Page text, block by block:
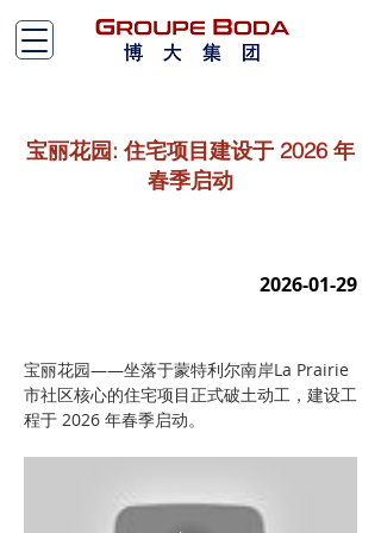
宝丽花园: 住宅项目建设于 2026 年
春季启动
2026-01-29
宝丽花园——坐落于蒙特利尔南岸La Prairie
市社区核心的住宅项目正式破土动工，建设工
程于 2026 年春季启动。